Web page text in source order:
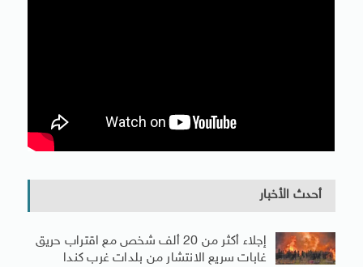
أحدث الأخبار
إجلاء أكثر من 20 ألف شخص مع اقتراب حريق
غابات سريع الانتشار من بلدات غرب كندا